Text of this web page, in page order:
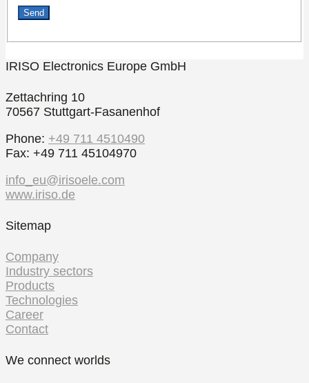
IRISO Electronics Europe GmbH
Zettachring 10
70567 Stuttgart-Fasanenhof
Phone: +49 711 4510490
Fax: +49 711 45104970
info_eu@irisoele.com
www.iriso.de
Sitemap
Company
Industry sectors
Products
Technologies
Career
Contact
We connect worlds